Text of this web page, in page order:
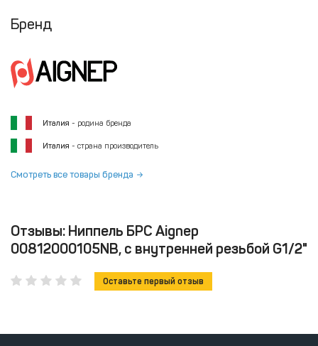
Бренд
Италия - родина бренда
Италия - страна производитель
Смотреть все товары бренда
Отзывы: Ниппель БРС Aignep
00812000105NB, с внутренней резьбой G1/2"
Оставьте первый отзыв